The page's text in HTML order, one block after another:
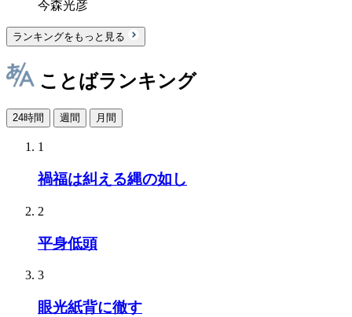
今森光彦
ランキングをもっと見る
ことばランキング
24時間 週間 月間
1
禍福は糾える縄の如し
2
平身低頭
3
眼光紙背に徹す